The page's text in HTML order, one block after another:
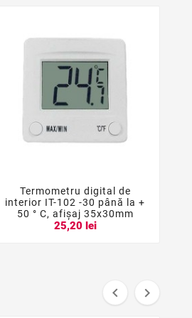
  
Termometru digital de
interior IT-102 -30 până la +
50 ° C, afișaj 35x30mm
25,20 lei
 